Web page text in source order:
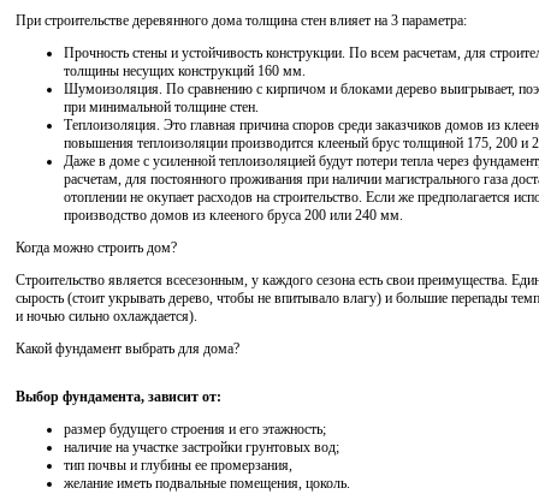
При строительстве деревянного дома толщина стен влияет на 3 параметра:
Прочность стены и устойчивость конструкции. По всем расчетам, для
толщины несущих конструкций 160 мм.
Шумоизоляция. По сравнению с кирпичом и блоками дерево выигрывает,
при минимальной толщине стен.
Теплоизоляция. Это главная причина споров среди заказчиков домов из
повышения теплоизоляции производится клееный брус толщиной 175, 200 и
Даже в доме с усиленной теплоизоляцией будут потери тепла через
расчетам, для постоянного проживания при наличии магистрального газа
отоплении не окупает расходов на строительство. Если же предполагается
производство домов из клееного бруса 200 или 240 мм.
Когда можно строить дом?
Строительство является всесезонным, у каждого сезона есть свои преимущества.
сырость (стоит укрывать дерево, чтобы не впитывало влагу) и большие перепады
и ночью сильно охлаждается).
Какой фундамент выбрать для дома?
Выбор фундамента, зависит от:
размер будущего строения и его этажность;
наличие на участке застройки грунтовых вод;
тип почвы и глубины ее промерзания,
желание иметь подвальные помещения, цоколь.